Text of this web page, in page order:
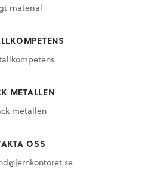
material
METALLEN
metallen
OSS